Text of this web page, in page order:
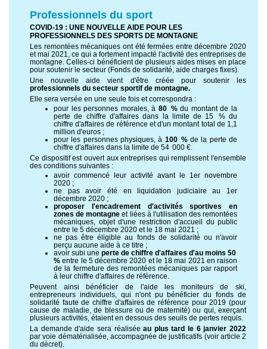
Professionnels du sport
COVID-19 : UNE NOUVELLE AIDE POUR LES
PROFESSIONNELS DES SPORTS DE MONTAGNE
Les remontées mécaniques ont été fermées entre décembre 2020
et mai 2021, ce qui a fortement impacté l'activité des entreprises de
montagne. Celles-ci bénéficient de plusieurs aides mises en place
pour soutenir le secteur (Fonds de solidarité, aide charges fixes).
Une nouvelle aide vient d'être créée pour soutenir les
professionnels du secteur sportif de montagne.
Elle sera versée en une seule fois et correspondra :
pour les personnes morales, à 80 %du montant de la
perte de chiffre d'affaires dans la limite de 15 % du
chiffre d'affaires de référence et d'un montant total de 1,1
million d'euros ;
pour les personnes physiques, à 100 %de la perte de
chiffre d'affaires dans la limite de 54 000 €.
Ce dispositif est ouvert aux entreprises qui remplissent l'ensemble
des conditions suivantes :
avoir commencé leur activité avant le 1er novembre
2020 ;
ne pas avoir été en liquidation judiciaire au 1er
décembre 2020 ;
proposer l'encadrement d'activités sportives en
zones de montagne et liées à l'utilisation des remontées
mécaniques, objet d'une restriction d'accueil du public
entre le 5 décembre 2020 et le 18 mai 2021 ;
ne pas être éligible au fonds de solidarité ou n'avoir
perçu aucune aide à ce titre ;
avoir subi une perte de chiffre d'affaires d'au moins 50
% entre le 5 décembre 2020 et le 18 mai 2021 en raison
de la fermeture des remontées mécaniques par rapport
à leur chiffre d'affaires de référence.
Peuvent ainsi bénéficier de l'aide les moniteurs de ski,
entrepreneurs individuels, qui n'ont pu bénéficier du fonds de
solidarité faute de chiffre d'affaires de référence pour 2019 (pour
cause de maladie, de blessure ou de maternité) ou qui, exerçant
plusieurs activités, étaient en dessous des seuils de pertes requis.
La demande d'aide sera réaliséeau plus tard le 6 janvier 2022
par voie dématérialisée, accompagnée de justificatifs (voir article 2
du décret).